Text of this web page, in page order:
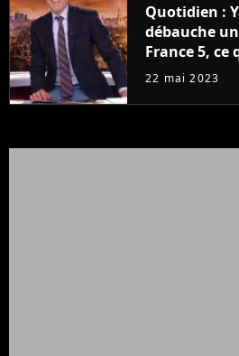
Quotidien :
débauche
France 5, ce
à la rentrée
22 mai 2023